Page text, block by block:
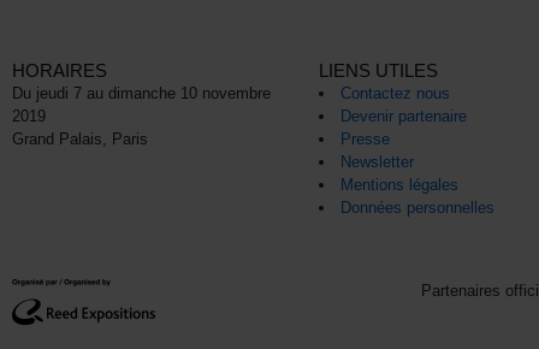
HORAIRES
Du jeudi 7 au dimanche 10 novembre
2019
Grand Palais, Paris
LIENS UTILES
Contactez nous
Devenir partenaire
Presse
Newsletter
Mentions légales
Données personnelles
Partenaires